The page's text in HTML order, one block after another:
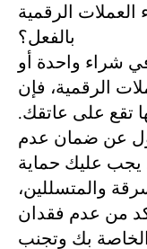
الرقمية
بالفعل؟
شراء واحدة أو
الرقمية، فإن
تقع على عاتقك.
عن ضمان عدم
يجب عليك حماية
والمتسللين،
من عدم فقدان
بك وتجنب